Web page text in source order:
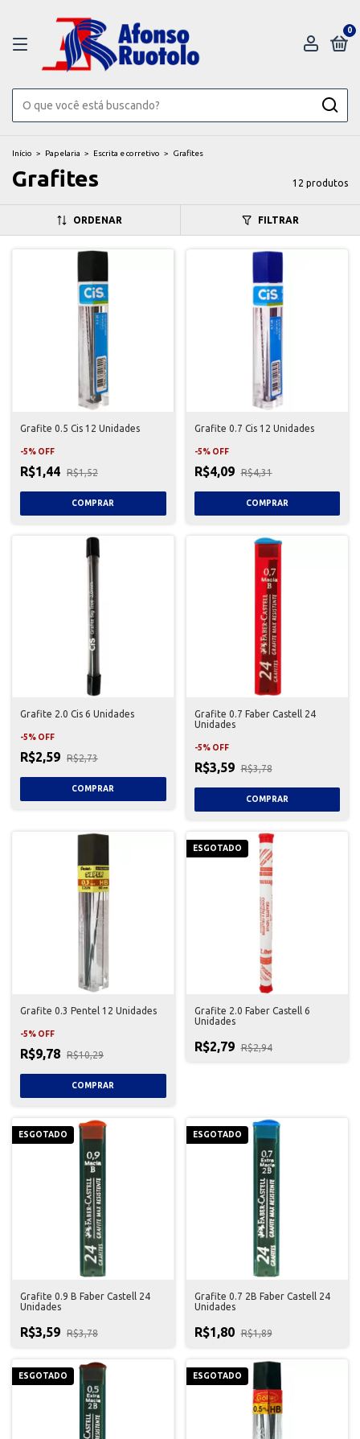
0
Início > Papelaria > Escrita e corretivo > Grafites
Grafites 12 produtos
ORDENAR FILTRAR
Grafite 0.5 Cis 12 Unidades
-5% OFF
R$1,44 R$1,52
Grafite 0.7 Cis 12 Unidades
-5% OFF
R$4,09 R$4,31
Grafite 2.0 Cis 6 Unidades
-5% OFF
R$2,59 R$2,73
Grafite 0.7 Faber Castell 24
Unidades
-5% OFF
R$3,59 R$3,78
Grafite 0.3 Pentel 12 Unidades
-5% OFF
R$9,78 R$10,29
ESGOTADO
Grafite 2.0 Faber Castell 6
Unidades
R$2,79 R$2,94
ESGOTADO
Grafite 0.9 B Faber Castell 24
Unidades
R$3,59 R$3,78
ESGOTADO
Grafite 0.7 2B Faber Castell 24
Unidades
R$1,80 R$1,89
ESGOTADO ESGOTADO